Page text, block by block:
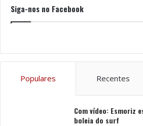
Siga-nos no Facebook
Populares Recentes
Com vídeo: Esmoriz
boleia do surf